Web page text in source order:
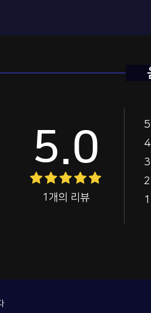
5.0
1개의 리뷰